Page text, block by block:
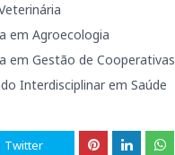
em Agroecologia
em Gestão de Cooperativas
Interdisciplinar em Saúde
Twitter